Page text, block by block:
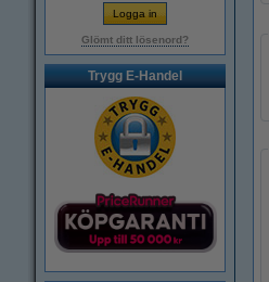
Glömt ditt lösenord?
Trygg E-Handel